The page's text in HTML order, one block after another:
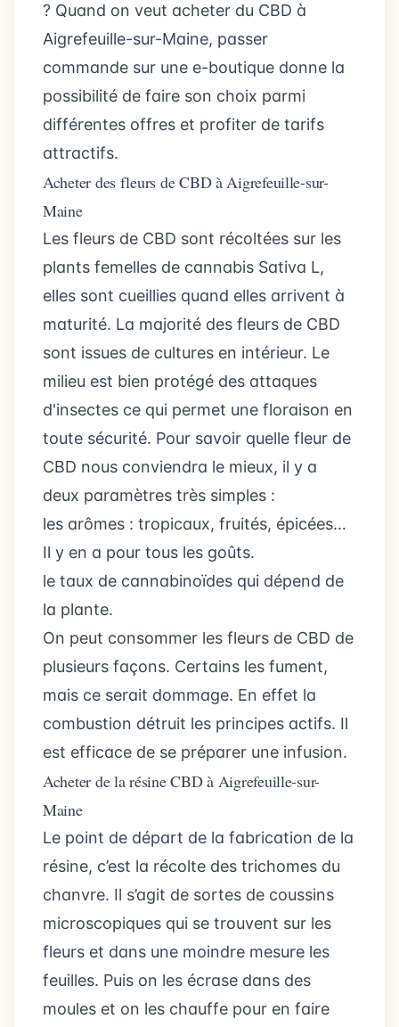
? Quand on veut acheter du CBD à
Aigrefeuille-sur-Maine, passer
commande sur une e-boutique donne la
possibilité de faire son choix parmi
différentes offres et profiter de tarifs
attractifs.
Acheter des fleurs de CBD à Aigrefeuille-sur-
Maine
Les fleurs de CBD sont récoltées sur les
plants femelles de cannabis Sativa L,
elles sont cueillies quand elles arrivent à
maturité. La majorité des fleurs de CBD
sont issues de cultures en intérieur. Le
milieu est bien protégé des attaques
d'insectes ce qui permet une floraison en
toute sécurité. Pour savoir quelle fleur de
CBD nous conviendra le mieux, il y a
deux paramètres très simples :
les arômes : tropicaux, fruités, épicées…
Il y en a pour tous les goûts.
le taux de cannabinoïdes qui dépend de
la plante.
On peut consommer les fleurs de CBD de
plusieurs façons. Certains les fument,
mais ce serait dommage. En effet la
combustion détruit les principes actifs. Il
est efficace de se préparer une infusion.
Acheter de la résine CBD à Aigrefeuille-sur-
Maine
Le point de départ de la fabrication de la
résine, c’est la récolte des trichomes du
chanvre. Il s’agit de sortes de coussins
microscopiques qui se trouvent sur les
fleurs et dans une moindre mesure les
feuilles. Puis on les écrase dans des
moules et on les chauffe pour en faire